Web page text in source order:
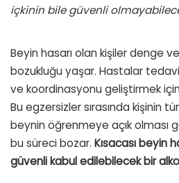
içkinin bile güvenli
Beyin hasarı olan kişiler denge
bozukluğu yaşar. Hastalar
ve koordinasyonu geliştirmek
Bu egzersizler sırasında kişinin
beynin öğrenmeye açık olması
bu süreci bozar. Kısacası beyin
güvenli kabul edilebilecek bir